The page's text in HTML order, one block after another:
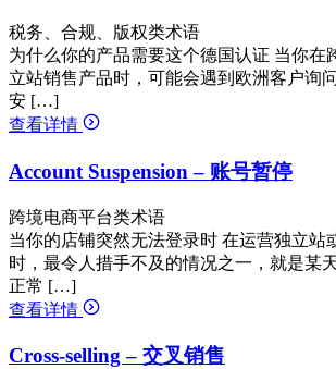
税务、合规、版权类术语
为什么你的产品需要这个德国认证 当你在
立站销售产品时，可能会遇到欧洲客户询
安 […]
查看详情
Account Suspension – 账号暂停
跨境电商平台类术语
当你的店铺突然无法登录时 在运营独立站
时，最令人措手不及的情况之一，就是某
正常 […]
查看详情
Cross-selling – 交叉销售